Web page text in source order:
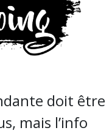
papier du
papier doit être
mais l’info